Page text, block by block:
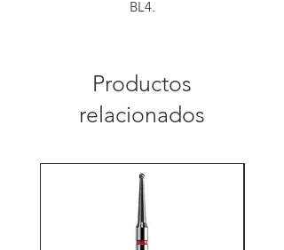
BL4.
Productos
relacionados